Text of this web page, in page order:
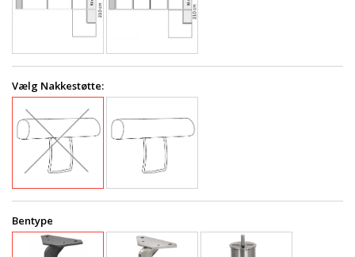
Vælg Nakkestøtte:
Bentype